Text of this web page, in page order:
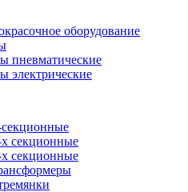
оборудование
пневматические
электрические
секционные
секционные